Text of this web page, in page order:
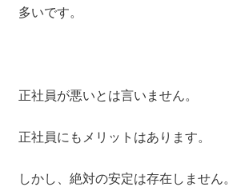
多いです。
正社員が悪いとは言いません。
正社員にもメリットはあります。
しかし、絶対の安定は存在しません。